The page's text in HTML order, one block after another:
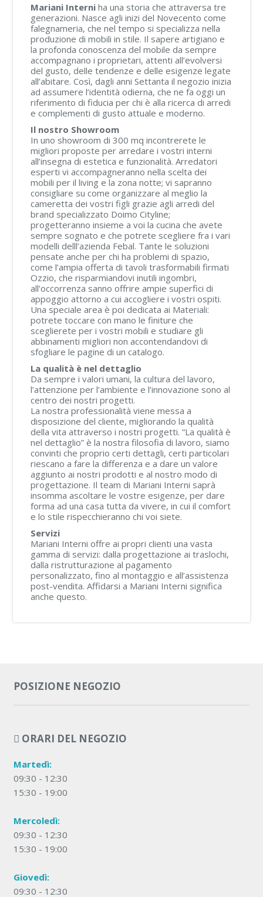
Mariani Interni ha una storia che attraversa tre
generazioni. Nasce agli inizi del Novecento come
falegnameria, che nel tempo si specializza nella
produzione di mobili in stile. Il sapere artigiano e
la profonda conoscenza del mobile da sempre
accompagnano i proprietari, attenti all’evolversi
del gusto, delle tendenze e delle esigenze legate
all’abitare. Così, dagli anni Settanta il negozio inizia
ad assumere l’identità odierna, che ne fa oggi un
riferimento di fiducia per chi è alla ricerca di arredi
e complementi di gusto attuale e moderno.
Il nostro Showroom
In uno showroom di 300 mq incontrerete le
migliori proposte per arredare i vostri interni
all’insegna di estetica e funzionalità. Arredatori
esperti vi accompagneranno nella scelta dei
mobili per il living e la zona notte; vi sapranno
consigliare su come organizzare al meglio la
cameretta dei vostri figli grazie agli arredi del
brand specializzato Doimo Cityline;
progetteranno insieme a voi la cucina che avete
sempre sognato e che potrete scegliere fra i vari
modelli delll’azienda Febal. Tante le soluzioni
pensate anche per chi ha problemi di spazio,
come l’ampia offerta di tavoli trasformabili firmati
Ozzio, che risparmiandovi inutili ingombri,
all’occorrenza sanno offrire ampie superfici di
appoggio attorno a cui accogliere i vostri ospiti.
Una speciale area è poi dedicata ai Materiali:
potrete toccare con mano le finiture che
sceglierete per i vostri mobili e studiare gli
abbinamenti migliori non accontendandovi di
sfogliare le pagine di un catalogo.
La qualità è nel dettaglio
Da sempre i valori umani, la cultura del lavoro,
l’attenzione per l’ambiente e l’innovazione sono al
centro dei nostri progetti.
La nostra professionalità viene messa a
disposizione del cliente, migliorando la qualità
della vita attraverso i nostri progetti. “La qualità è
nel dettaglio” è la nostra filosofia di lavoro, siamo
convinti che proprio certi dettagli, certi particolari
riescano a fare la differenza e a dare un valore
aggiunto ai nostri prodotti e al nostro modo di
progettazione. Il team di Mariani Interni saprà
insomma ascoltare le vostre esigenze, per dare
forma ad una casa tutta da vivere, in cui il comfort
e lo stile rispecchieranno chi voi siete.
Servizi
Mariani Interni offre ai propri clienti una vasta
gamma di servizi: dalla progettazione ai traslochi,
dalla ristrutturazione al pagamento
personalizzato, fino al montaggio e all’assistenza
post-vendita. Affidarsi a Mariani Interni significa
anche questo.
POSIZIONE NEGOZIO
ORARI DEL NEGOZIO
Martedì:
09:30 - 12:30
15:30 - 19:00
Mercoledì:
09:30 - 12:30
15:30 - 19:00
Giovedì:
09:30 - 12:30